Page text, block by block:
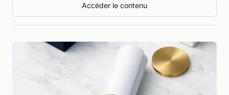
Accéder le contenu